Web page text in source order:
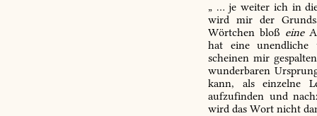
„ … je weiter ich in
wird mir der
Wörtchen bloß eine
hat eine unendliche
scheinen mir
wunderbaren
kann, als einzelne
aufzufinden und
wird das Wort nicht